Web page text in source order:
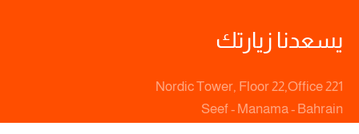
يسعدنا زيارتك
Nordic Tower, Floor 22,Office 221
Seef - Manama - Bahrain